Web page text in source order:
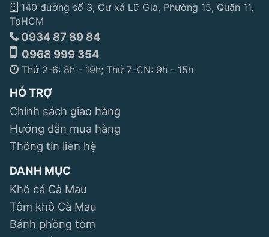
140 đường số 3, Cư xá Lữ Gia, Phường 15, Quận 11,
TpHCM
0934 87 89 84
0968 999 354
Thứ 2-6: 8h - 19h; Thứ 7-CN: 9h - 15h
HỖ TRỢ
Chính sách giao hàng
Hướng dẫn mua hàng
Thông tin liên hệ
DANH MỤC
Khô cá Cà Mau
Tôm khô Cà Mau
Bánh phồng tôm